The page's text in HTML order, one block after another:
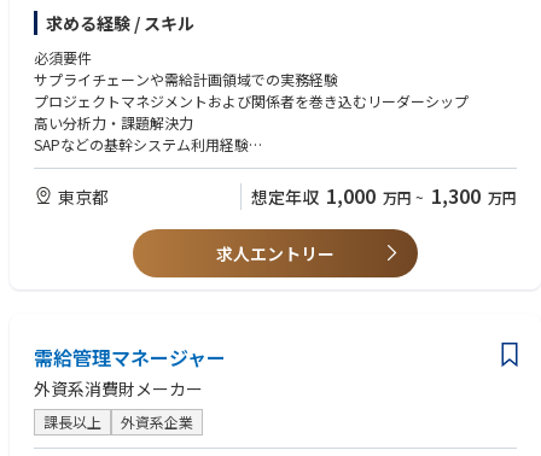
主な業務内容
グローバルプランニングと国内市場をつなぐ需給調整・供給計画策定
供給リスク管理、在庫最適化、SCM関連KPI分析
新製品導入（NPI）、製品移管・終売プロジェクト支援
品質部門と連携した変更管理・逸脱対応・リスク評価
製造拠点の生産能力を考慮した中長期供給計画の立案
海外チームや社内関係部門とのクロスファンクショナルな連携
必要に応じて地域サプライチェーン責任者の代理業務を担当
求める経験 / スキル
必須要件
サプライチェーンや需給計画領域での実務経験
プロジェクトマネジメントおよび関係者を巻き込むリーダーシップ
高い分析力・課題解決力
SAPなどの基幹システム利用経験
ビジネスレベルの英語力、日本語ネイティブレベル
製薬業界など規制産業での経験があれば歓迎
グローバルサプライチェーンマネジメント経験
SAP APO、OMPなど需給計画システムの導入・運用経験
東京都 想定年収 1,000 万円 ~ 1,300 万円
求人エントリー
需給管理マネージャー
外資系消費財メーカー
課長以上 外資系企業